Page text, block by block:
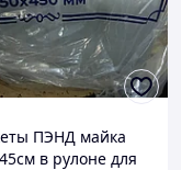
ПЭНД майка
в рулоне для